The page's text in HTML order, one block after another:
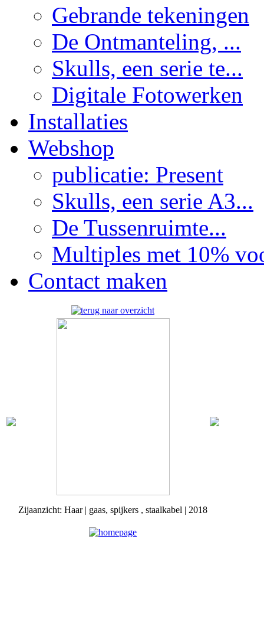
Gebrande tekeningen
De Ontmanteling, ...
Skulls, een serie te...
Digitale Fotowerken
Installaties
Webshop
publicatie: Present
Skulls, een serie A3...
De Tussenruimte...
Multiples met 10%
Contact maken
Zijaanzicht: Haar | gaas, spijkers , staalkabel | 2018